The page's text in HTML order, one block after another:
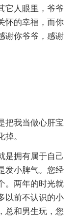
它人眼里，爷爷
怀的幸福，而你
谢你爷爷，感谢
把我当做心肝宝
。
是拥有属于自己
发小脾气。您经
。两年的时光就
以前不认识的小
总和男生玩，您